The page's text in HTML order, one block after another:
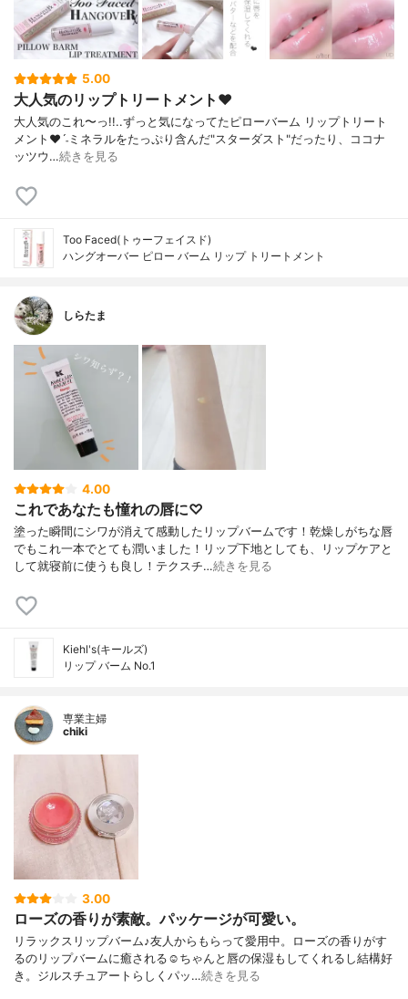
5.00
大人気のリップトリートメント❤︎
大人気のこれ〜っ!! . . ずっと気になってた ピローバーム リップトリート
メント❤︎ˊ˗ ミネラルをたっぷり含んだ"スターダスト" だったり、ココナ
ッツウ…続きを見る
Too Faced(トゥーフェイスド)
ハングオーバー ピロー バーム リップ トリートメント
しらたま
4.00
これであなたも憧れの唇に♡
塗った瞬間にシワが消えて感動したリップバームです！乾燥しがちな唇
でもこれ一本でとても潤いました！リップ下地としても、リップケアと
して就寝前に使うも良し！テクスチ…続きを見る
Kiehl's(キールズ)
リップ バーム No.1
専業主婦
chiki
3.00
ローズの香りが素敵。パッケージが可愛い。
リラックスリップバーム♪友人からもらって愛用中。ローズの香りがす
るのリップバームに癒される☺️ちゃんと唇の保湿もしてくれるし結構好
き。ジルスチュアートらしくパッ…続きを見る